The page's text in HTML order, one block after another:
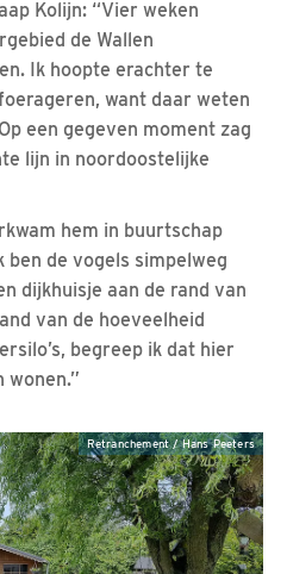
Kolijn: “Vier weken
de Wallen
Ik hoopte erachter te
want daar weten
een gegeven moment zag
lijn in noordoostelijke
hem in buurtschap
de vogels simpelweg
dijkhuisje aan de rand van
van de hoeveelheid
begreep ik dat hier
Retranchement / Hans Peeters